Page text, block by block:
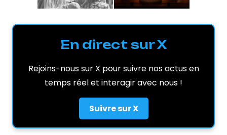
En direct sur X
Rejoins-nous sur X pour suivre nos actus en
temps réel et interagir avec nous !
Suivre sur X